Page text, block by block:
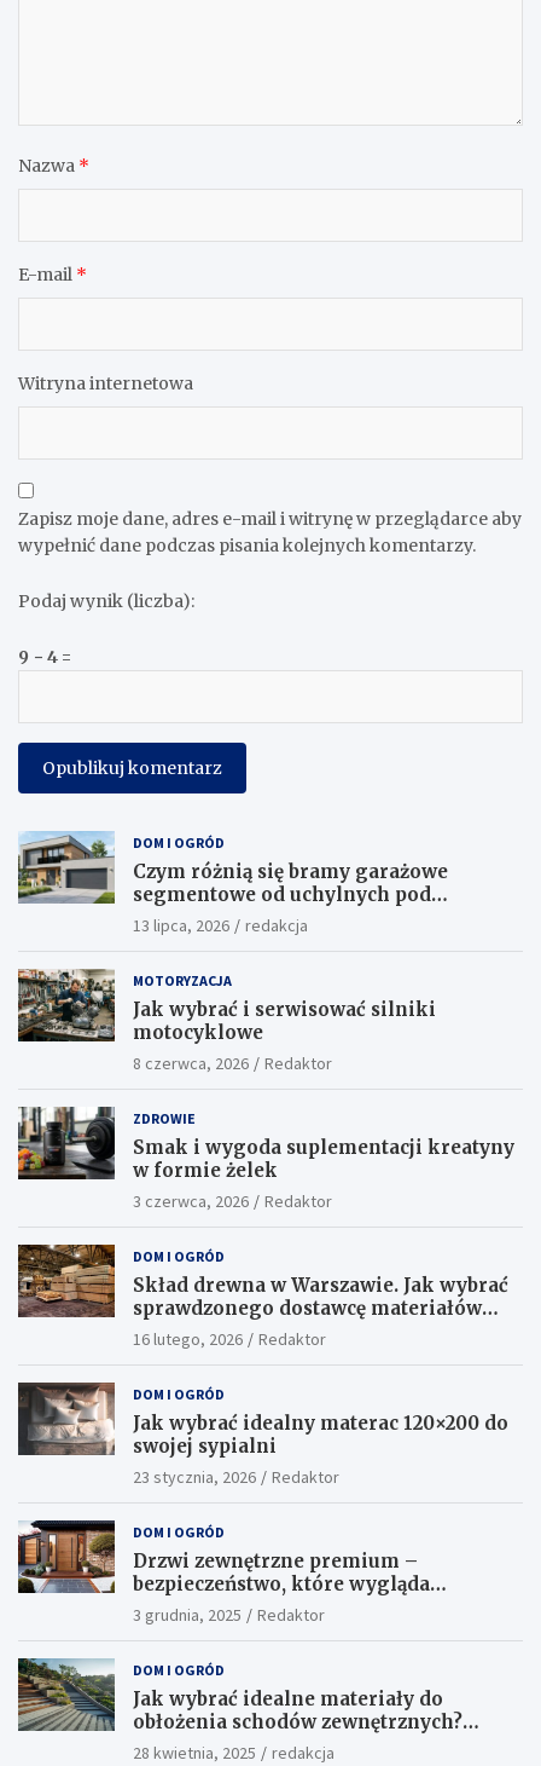
Nazwa *
E-mail *
Witryna internetowa
Zapisz moje dane, adres e-mail i witrynę w przeglądarce aby
wypełnić dane podczas pisania kolejnych komentarzy.
Podaj wynik (liczba):
9 − 4 =
DOM I OGRÓD
Czym różnią się bramy garażowe
segmentowe od uchylnych pod
względem funkcjonalności?
13 lipca, 2026 redakcja
MOTORYZACJA
Jak wybrać i serwisować silniki
motocyklowe
8 czerwca, 2026 Redaktor
ZDROWIE
Smak i wygoda suplementacji kreatyny
w formie żelek
3 czerwca, 2026 Redaktor
DOM I OGRÓD
Skład drewna w Warszawie. Jak wybrać
sprawdzonego dostawcę materiałów
konstrukcyjnych?
16 lutego, 2026 Redaktor
DOM I OGRÓD
Jak wybrać idealny materac 120×200 do
swojej sypialni
23 stycznia, 2026 Redaktor
DOM I OGRÓD
Drzwi zewnętrzne premium –
bezpieczeństwo, które wygląda
ekskluzywnie
3 grudnia, 2025 Redaktor
DOM I OGRÓD
Jak wybrać idealne materiały do
obłożenia schodów zewnętrznych?
Praktyczne porady i inspiracje
28 kwietnia, 2025 redakcja